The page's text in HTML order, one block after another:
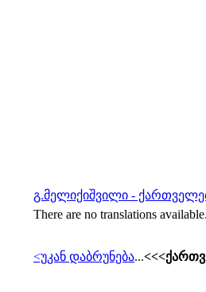
გ.მელიქიშვილი -
There are no translations
<უკან დაბრუნება...